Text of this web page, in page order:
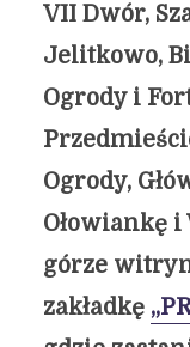
VII Dwór,
Jelitkowo,
Ogrody i
Ogrody,
Ołowiankę i
górze
zakładkę